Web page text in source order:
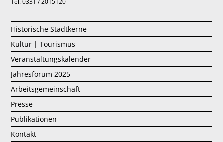
Tel. 0331 / 2015120
Historische Stadtkerne
Kultur | Tourismus
Veranstaltungskalender
Jahresforum 2025
Arbeitsgemeinschaft
Presse
Publikationen
Kontakt